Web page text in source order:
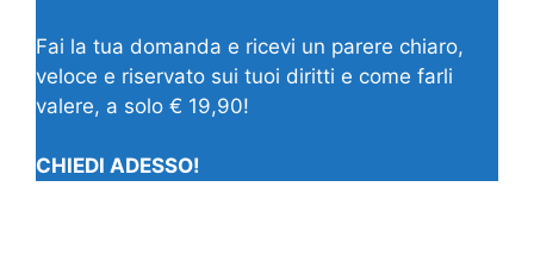
Fai la tua domanda e ricevi un parere chiaro,
veloce e riservato sui tuoi diritti e come farli
valere, a solo € 19,90!
CHIEDI ADESSO!